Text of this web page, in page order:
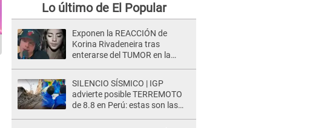
Lo último de El Popular
Exponen la REACCIÓN de
Korina Rivadeneira tras
enterarse del TUMOR en la
estaba muy..."
SILENCIO SÍSMICO | IGP
advierte posible TERREMOTO
de 8.8 en Perú: estas son las